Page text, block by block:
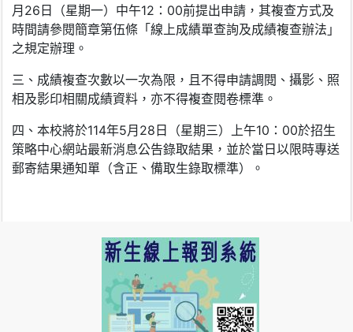
月26日（星期一）中午12：00前提出申請，其複查方式及
時間請參閱簡章第伍條「線上成績單查詢及成績複查辦法」
之規定辦理。
三、成績複查次數以一次為限，且不得申請調閱、攝影、照
相及影印相關成績資料，亦不得複查閱卷標準。
四、本校將於114年5月28日（星期三）上午10：00於招生
策略中心網站最新消息公告錄取結果，並於當日以限時專送
郵寄結果通知單（含正、備取生錄取標準）。